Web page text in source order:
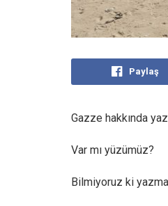
Paylaş
Gazze hakkında
Var mı yüzümüz?
Bilmiyoruz ki